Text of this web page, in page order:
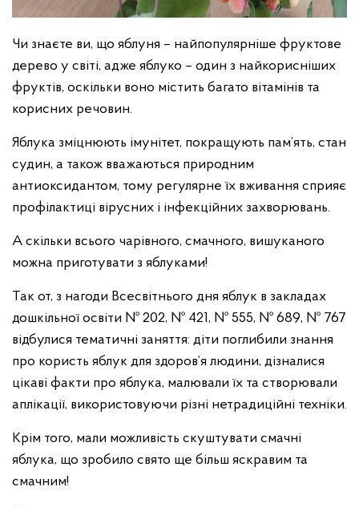
Чи знаєте ви, що яблуня – найпопулярніше фруктове
дерево у світі, адже яблуко – один з найкорисніших
фруктів, оскільки воно містить багато вітамінів та
корисних речовин.
Яблука зміцнюють імунітет, покращують пам’ять, стан
судин, а також вважаються природним
антиоксидантом, тому регулярне їх вживання сприяє
профілактиці вірусних і інфекційних захворювань.
А скільки всього чарівного, смачного, вишуканого
можна приготувати з яблуками!
Так от, з нагоди Всесвітнього дня яблук в закладах
дошкільної освіти № 202, № 421, № 555, № 689, № 767
відбулися тематичні заняття: діти поглибили знання
про користь яблук для здоров’я людини, дізналися
цікаві факти про яблука, малювали їх та створювали
аплікації, використовуючи різні нетрадиційні техніки.
Крім того, мали можливість скуштувати смачні
яблука, що зробило свято ще більш яскравим та
смачним!